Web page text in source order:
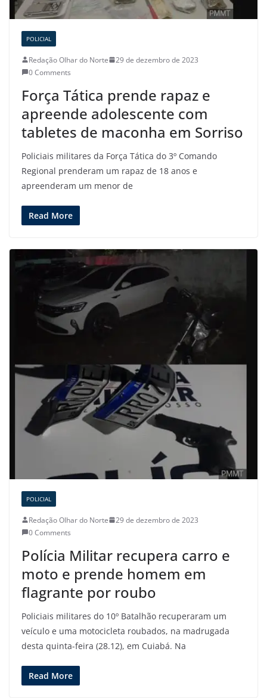
POLICIAL
Redação Olhar do Norte
29 de dezembro de 2023
0 Comments
Força Tática prende rapaz e
apreende adolescente com
tabletes de maconha em Sorriso
Policiais militares da Força Tática do 3º Comando
Regional prenderam um rapaz de 18 anos e
apreenderam um menor de
Read More
POLICIAL
Redação Olhar do Norte
29 de dezembro de 2023
0 Comments
Polícia Militar recupera carro e
moto e prende homem em
flagrante por roubo
Policiais militares do 10º Batalhão recuperaram um
veículo e uma motocicleta roubados, na madrugada
desta quinta-feira (28.12), em Cuiabá. Na
Read More